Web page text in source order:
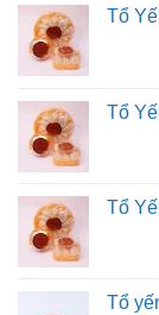
Tổ
Tổ
Tổ
Tổ